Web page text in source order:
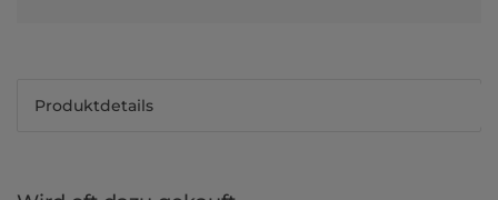
Produktdetails